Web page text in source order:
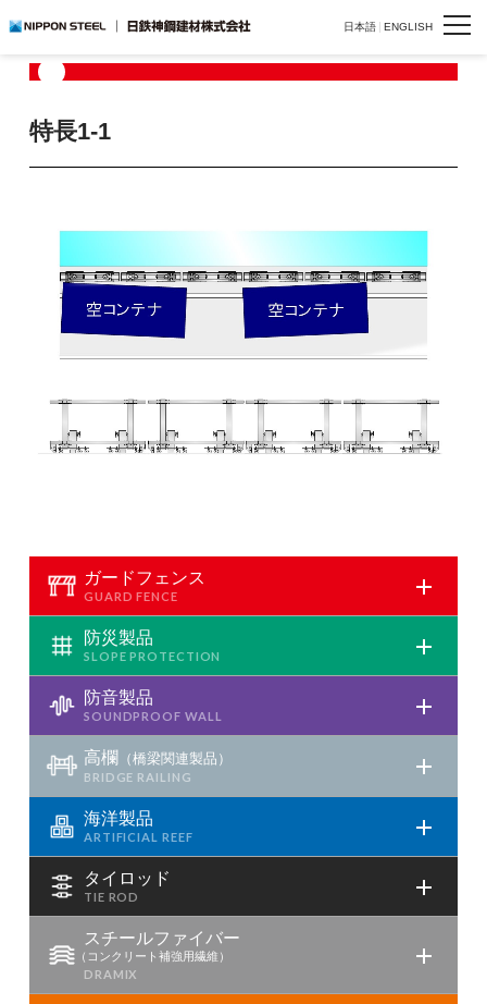
日本語 ENGLISH
特長1-1
特長1-1
ガードフェンス
防災製品
防音製品
高欄 （橋梁関連製品）
海洋製品
タイロッド
スチールファイバー
（コンクリート補強用繊維）